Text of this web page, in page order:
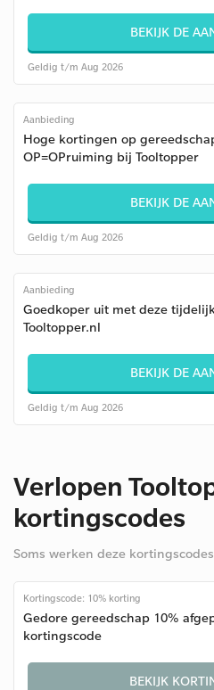
BEKIJK DE
Geldig t/m Aug 2026
Aanbieding
Hoge kortingen op
OP=OPruiming bij Tooltopper
BEKIJK DE
Geldig t/m Aug 2026
Aanbieding
Goedkoper uit met deze
Tooltopper.nl
BEKIJK DE
Geldig t/m Aug 2026
Verlopen
kortingscodes
Soms werken deze
Kortingscode: 10% korting
Gedore gereedschap 10%
kortingscode
BEKIJK